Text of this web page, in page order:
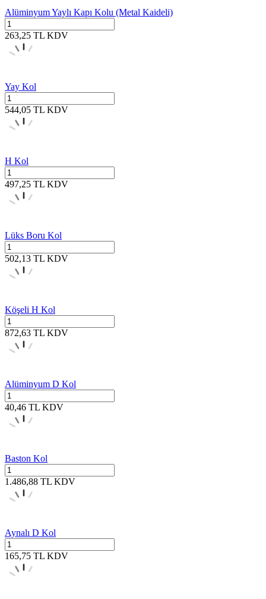
Alüminyum Yaylı Kapı Kolu (Metal Kaideli)
263,25 TL KDV
Yay Kol
544,05 TL KDV
H Kol
497,25 TL KDV
Lüks Boru Kol
502,13 TL KDV
Köşeli H Kol
872,63 TL KDV
Alüminyum D Kol
40,46 TL KDV
Baston Kol
1.486,88 TL KDV
Aynalı D Kol
165,75 TL KDV